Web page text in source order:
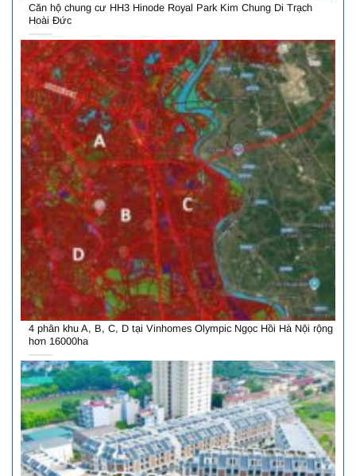
Căn hộ chung cư HH3 Hinode Royal Park Kim Chung Di Trạch
Hoài Đức
4 phân khu A, B, C, D tại Vinhomes Olympic Ngọc Hồi Hà Nội rộng
hơn 16000ha